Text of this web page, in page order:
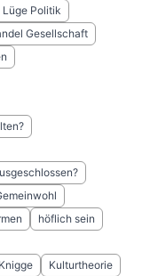
Politik
Gesellschaft
höflich sein
Kulturtheorie